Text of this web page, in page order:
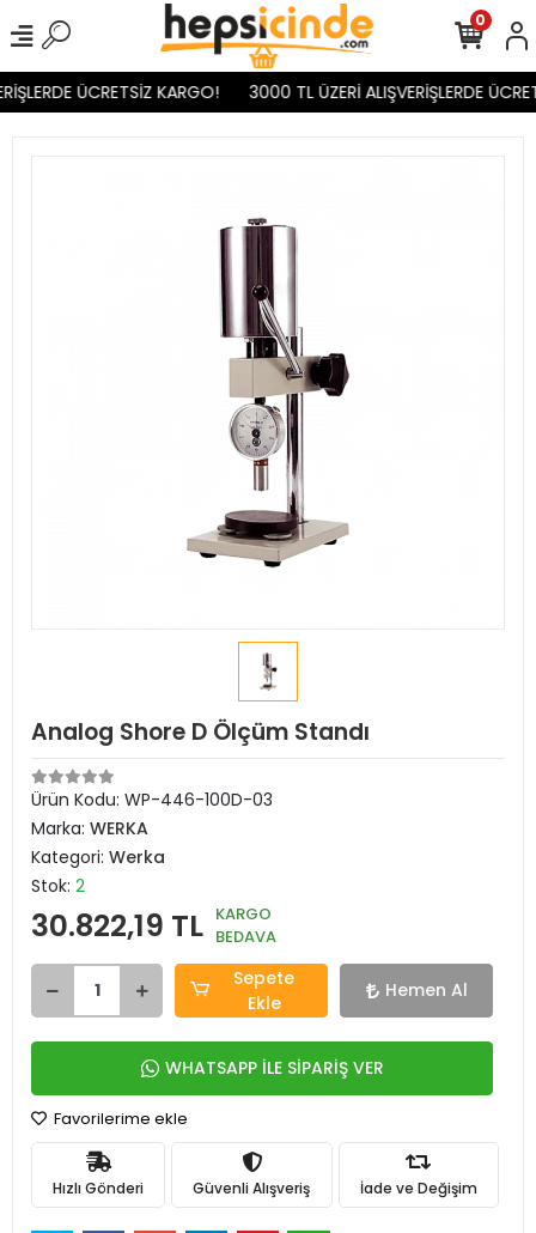
ÜCRETSİZ KARGO! 3000 TL ÜZERİ ALIŞVERİŞLERDE
0
Analog Shore D Ölçüm Standı
Ürün Kodu: WP-446-100D-03
Marka: WERKA
Kategori: Werka
Stok: 2
30.822,19 TL KARGO
BEDAVA
Sepete
Ekle
Hemen Al
WHATSAPP İLE SİPARİŞ VER
Favorilerime ekle
Hızlı Gönderi Güvenli Alışveriş İade ve Değişim